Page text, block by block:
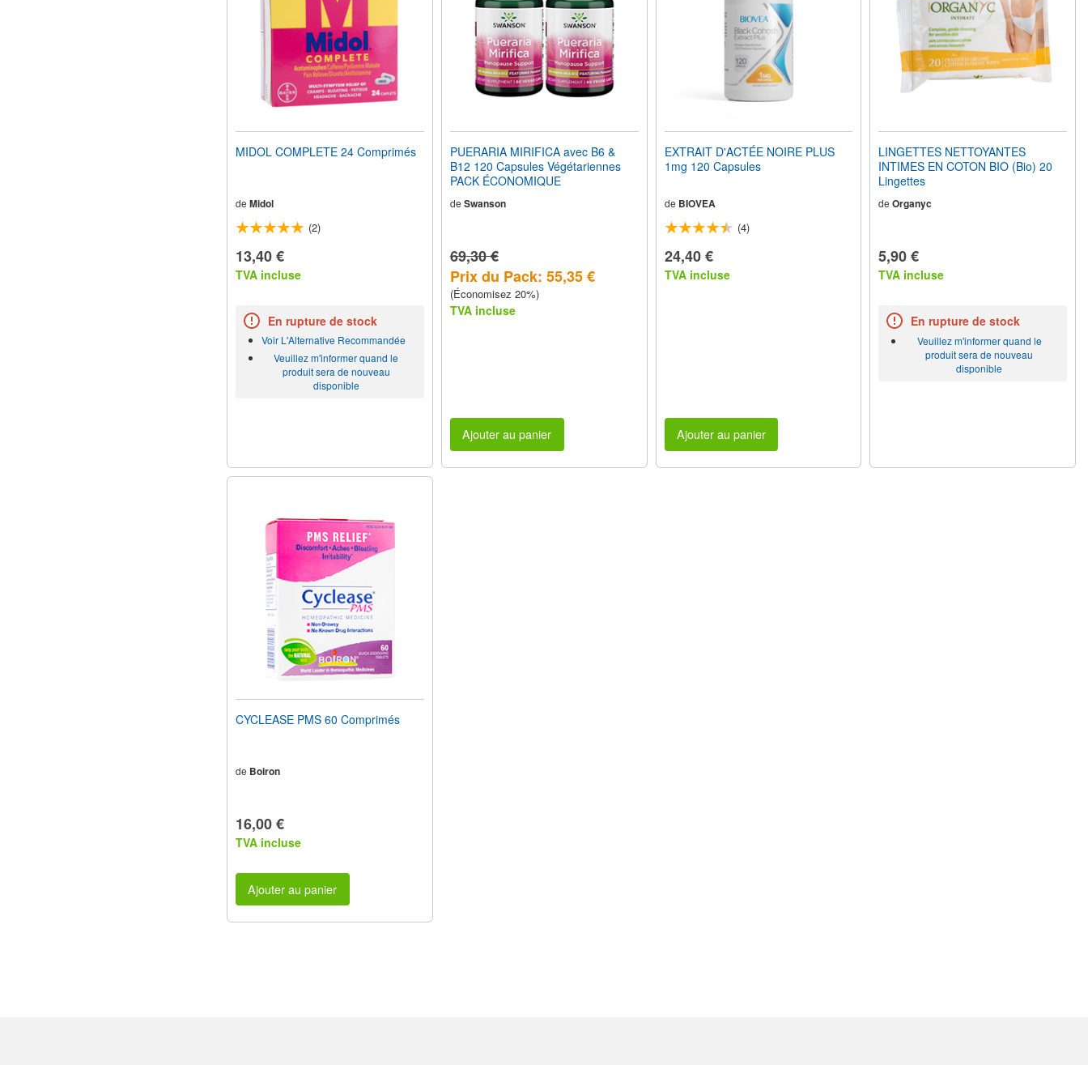
MIDOL COMPLETE 24 Comprimés
de Midol
(2)
13,40 €
TVA incluse
En rupture de stock
Voir L'Alternative Recommandée
Veuillez m'informer quand le
produit sera de nouveau
disponible
PUERARIA MIRIFICA avec B6 &
B12 120 Capsules Végétariennes
PACK ÉCONOMIQUE
de Swanson
69,30 €
Prix du Pack: 55,35 €
(Économisez 20%)
TVA incluse
Ajouter au panier
EXTRAIT D'ACTÉE NOIRE PLUS
1mg 120 Capsules
de BIOVEA
(4)
24,40 €
TVA incluse
Ajouter au panier
LINGETTES NETTOYANTES
INTIMES EN COTON BIO (Bio) 20
Lingettes
de Organyc
5,90 €
TVA incluse
En rupture de stock
Veuillez m'informer quand le
produit sera de nouveau
disponible
CYCLEASE PMS 60 Comprimés
de Boiron
16,00 €
TVA incluse
Ajouter au panier